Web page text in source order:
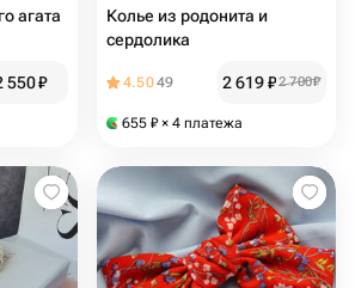
агата
550₽
Колье из родонита и
сердолика
4.5049 2 619₽2 700₽
655 ₽ × 4 платежа